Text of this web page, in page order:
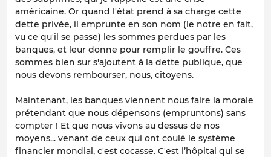
américaine. Or quand l'état prend à sa charge cette
dette privée, il emprunte en son nom (le notre en fait,
vu ce qu'il se passe) les sommes perdues par les
banques, et leur donne pour remplir le gouffre. Ces
sommes bien sur s'ajoutent à la dette publique, que
nous devons rembourser, nous, citoyens.
Maintenant, les banques viennent nous faire la morale
prétendant que nous dépensons (empruntons) sans
compter ! Et que nous vivons au dessus de nos
moyens... venant de ceux qui ont coulé le système
financier mondial, c'est cocasse. C'est l’hôpital qui se